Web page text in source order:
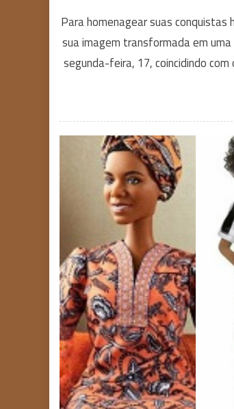
Para homenagear suas
sua imagem transformada em
segunda-feira, 17, coincidindo